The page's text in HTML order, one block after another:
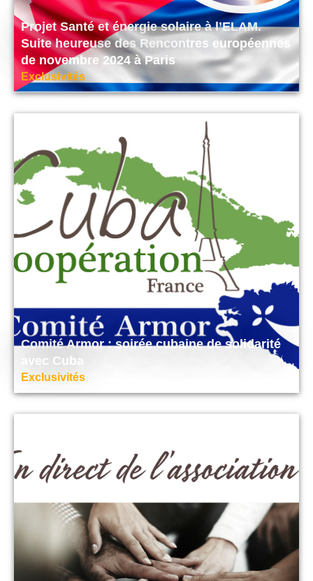
Projet Santé et énergie solaire à l’ELAM.
Suite heureuse des Rencontres européennes
de novembre 2024 à Paris
Exclusivités
Comité Armor : soirée cubaine de solidarité
avec Cuba
Exclusivités